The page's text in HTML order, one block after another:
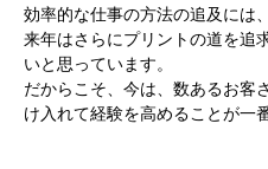
効率的な仕事の方法の追及には
来年はさらにプリントの道を追
いと思っています。
だからこそ、今は、数あるお客
け入れて経験を高めることが一